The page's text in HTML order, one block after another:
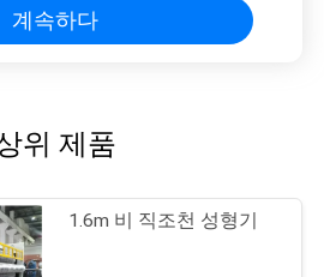
계속하다
위 제품
1.6m 비 직조천 성형기